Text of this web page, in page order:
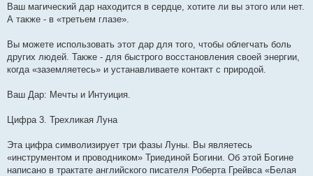
Ваш магический дар находится в сердце, хотите ли вы этого или нет.
А также - в «третьем глазе».
Вы можете использовать этот дар для того, чтобы облегчать боль
других людей. Также - для быстрого восстановления своей энергии,
когда «заземляетесь» и устанавливаете контакт с природой.
Ваш Дар: Мечты и Интуиция.
Цифра 3. Трехликая Луна
Эта цифра символизирует три фазы Луны. Вы являетесь
«инструментом и проводником» Триединой Богини. Об этой Богине
написано в трактате английского писателя Роберта Грейвса «Белая